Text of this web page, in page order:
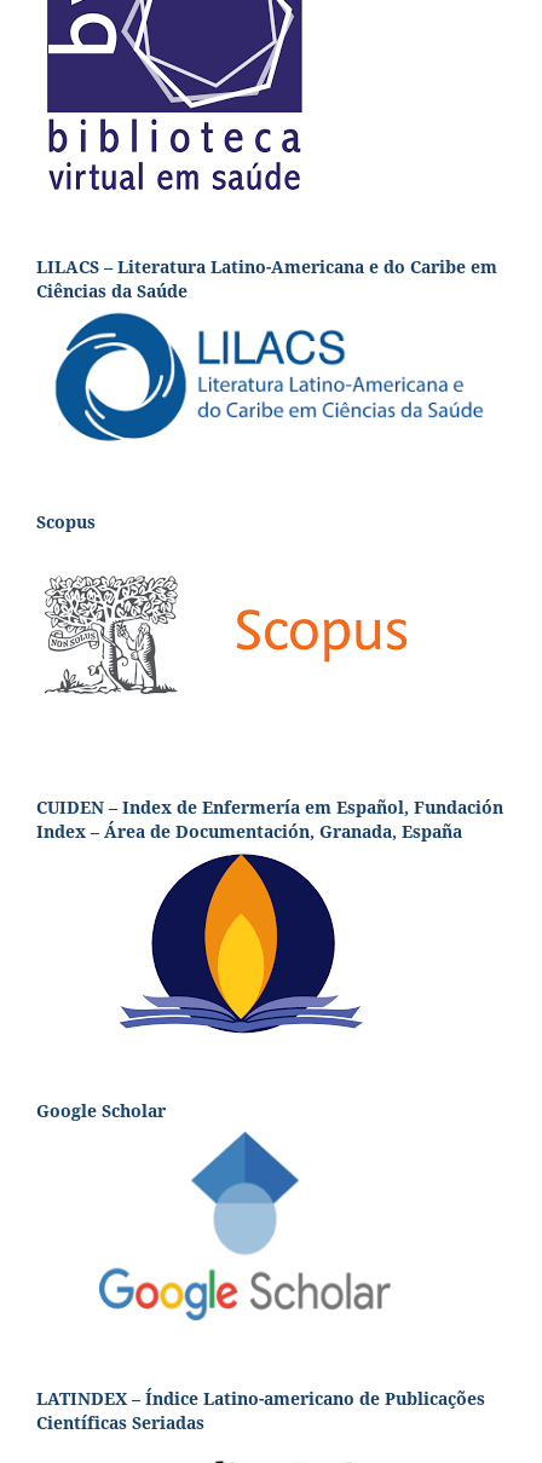
LILACS – Literatura Latino-Americana e do Caribe em
Ciências da Saúde
Scopus
CUIDEN – Index de Enfermería em Español, Fundación
Index – Área de Documentación, Granada, España
Google Scholar
LATINDEX – Índice Latino-americano de Publicações
Científicas Seriadas